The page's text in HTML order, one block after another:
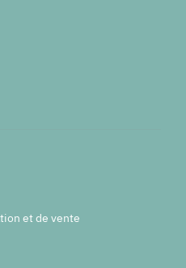
et de vente